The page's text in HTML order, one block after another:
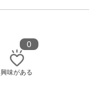
興味がある
0